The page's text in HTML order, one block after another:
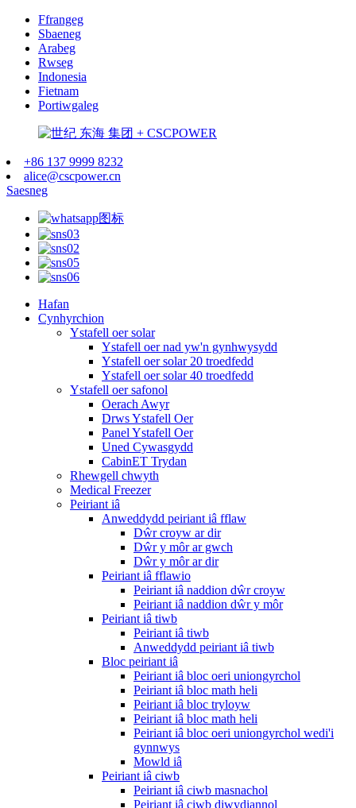
Ffrangeg
Sbaeneg
Arabeg
Rwseg
Indonesia
Fietnam
Portiwgaleg
+86 137 9999 8232
alice@cscpower.cn
Saesneg
Hafan
Cynhyrchion
Ystafell oer solar
Ystafell oer nad yw'n gynhwysydd
Ystafell oer solar 20 troedfedd
Ystafell oer solar 40 troedfedd
Ystafell oer safonol
Oerach Awyr
Drws Ystafell Oer
Panel Ystafell Oer
Uned Cywasgydd
CabinET Trydan
Rhewgell chwyth
Medical Freezer
Peiriant iâ
Anweddydd peiriant iâ fflaw
Dŵr croyw ar dir
Dŵr y môr ar gwch
Dŵr y môr ar dir
Peiriant iâ fflawio
Peiriant iâ naddion dŵr croyw
Peiriant iâ naddion dŵr y môr
Peiriant iâ tiwb
Peiriant iâ tiwb
Anweddydd peiriant iâ tiwb
Bloc peiriant iâ
Peiriant iâ bloc oeri uniongyrchol
Peiriant iâ bloc math heli
Peiriant iâ bloc tryloyw
Peiriant iâ bloc math heli
Peiriant iâ bloc oeri uniongyrchol wedi'i
gynnwys
Mowld iâ
Peiriant iâ ciwb
Peiriant iâ ciwb masnachol
Peiriant iâ ciwb diwydiannol